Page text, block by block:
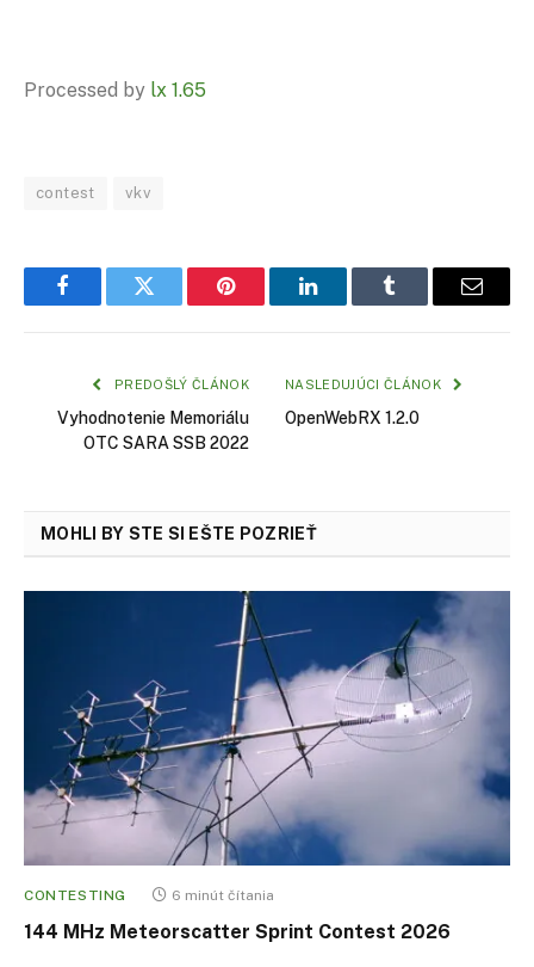
Processed by lx 1.65
contest vkv
FacebookTwitter Pinterest LinkedInTumblr Email
PREDOŠLÝ ČLÁNOK
Vyhodnotenie Memoriálu
OTC SARA SSB 2022
NASLEDUJÚCI ČLÁNOK
OpenWebRX 1.2.0
MOHLI BY STE SI EŠTE POZRIEŤ
CONTESTING 6 minút čítania
144 MHz Meteorscatter Sprint Contest 2026